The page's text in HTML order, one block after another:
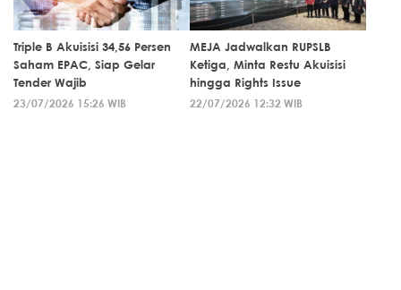
Triple B Akuisisi 34,56 Persen
Saham EPAC, Siap Gelar
Tender Wajib
23/07/2026 15:26 WIB
MEJA Jadwalkan RUPSLB
Ketiga, Minta Restu Akuisisi
hingga Rights Issue
22/07/2026 12:32 WIB